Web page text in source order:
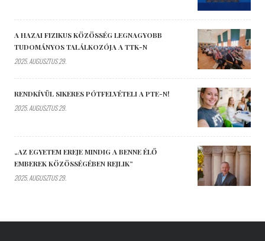
A HAZAI FIZIKUS KÖZÖSSÉG LEGNAGYOBB
TUDOMÁNYOS TALÁLKOZÓJA A TTK-N
2025. AUGUSZTUS 29.
RENDKÍVÜL SIKERES PÓTFELVÉTELI A PTE-N!
2025. AUGUSZTUS 29.
„AZ EGYETEM EREJE MINDIG A BENNE ÉLŐ
EMBEREK KÖZÖSSÉGÉBEN REJLIK”
2025. AUGUSZTUS 29.